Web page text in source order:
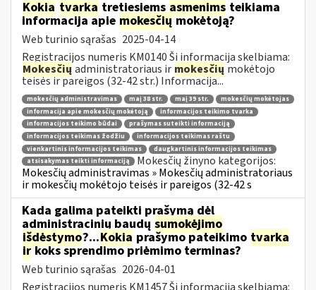
Kokia tvarka tretiesiems asmenims teikiama
informacija apie mokesčiųmokėtoją?
Web turinio sąrašas 2025-04-14
Registracijos numeris KM0140 Ši informacija skelbiama:
Mokesčių administratoriaus ir mokesčių mokėtojo
teisės ir pareigos (32-42 str.) Informacija...
mokesčių administravimas maį 38 str. maį 39 str.
mokesčių mokėtojas
informacija apie mokesčių mokėtoją
informacijos teikimo tvarka
informacijos teikimo būdai
prašymas suteikti informaciją
informacijos teikimas žodžiu
informacijos teikimas raštu
vienkartinis informacijos teikimas
daugkartinis informacijos teikimas
atsisakymas teikti informaciją
Mokesčių žinyno kategorijos:
Mokesčių administravimas » Mokesčių administratoriaus
ir mokesčių mokėtojo teisės ir pareigos (32-42 s
Kada galima pateikti prašymą dėl
administracinių baudų sumokėjimo
išdėstymo?...Kokia prašymo pateikimo tvarka
irkoks sprendimo priėmimo terminas?
Web turinio sąrašas 2026-04-01
Registracijos numeris KM1457 Ši informacija skelbiama: